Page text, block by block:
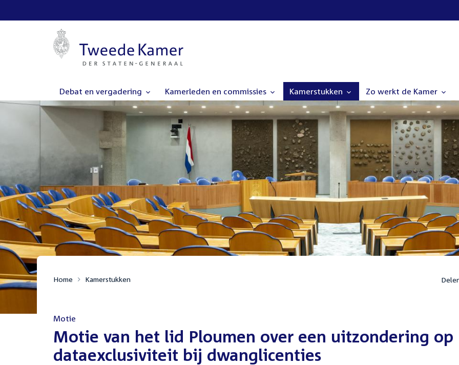
Debat en vergadering Kamerleden en commissies Kamerstukken Zo werkt de Kamer
Home Kamerstukken
Motie
:Motie van het lid Ploumen over een uitzondering op
dataexclusiviteit bij dwanglicenties